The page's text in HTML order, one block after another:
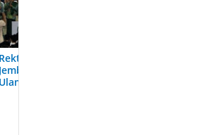
Rektor Universitas
Jember : Nahdlatul
Ulama Mitra